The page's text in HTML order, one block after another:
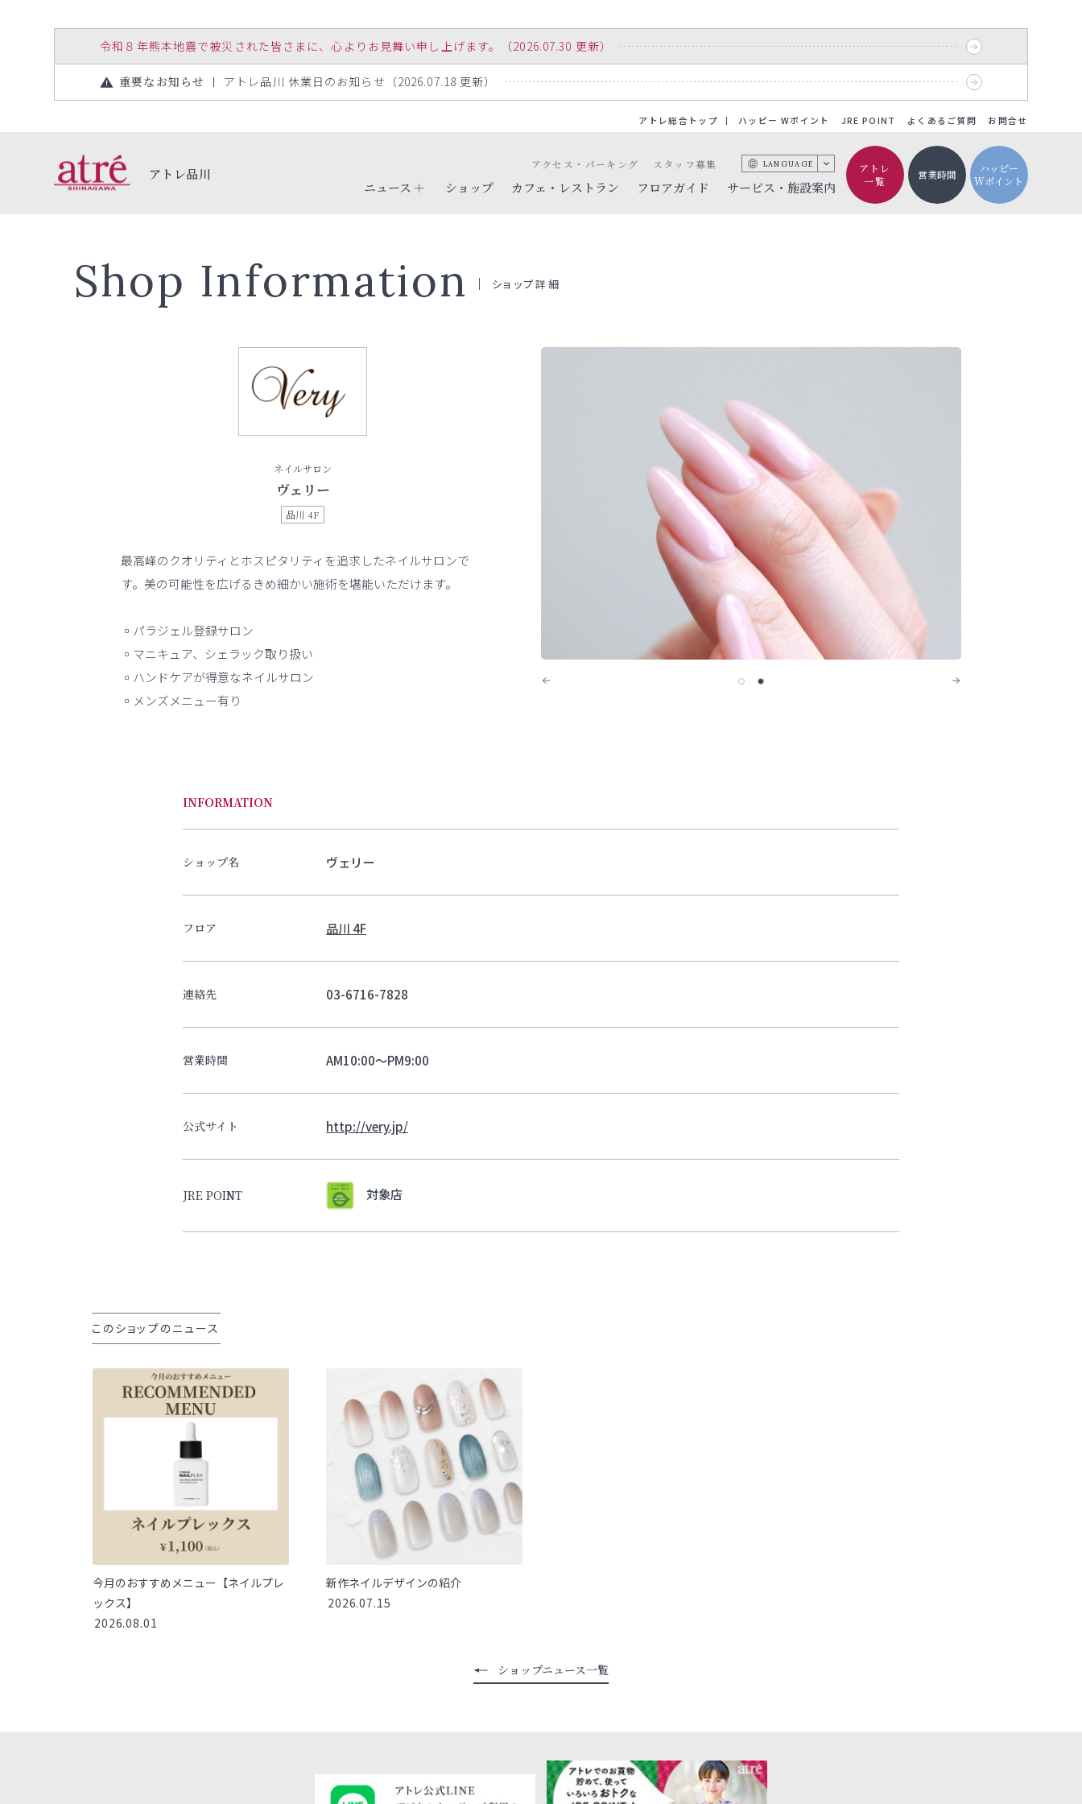
令和８年熊本地震で被災された皆さまに、心よりお見舞い申し上げます。（2026.07.30 更新）
重要なお知らせ アトレ品川 休業日のお知らせ（2026.07.18 更新）
アトレ総合トップ ハッピー Wポイント JRE POINT よくあるご質問 お問合せ
アトレ品川
ニュース
ショップ カフェ・レストラン フロアガイド サービス・施設案内
アクセス・パーキング スタッフ募集 LANGUAGE
アトレ
一覧
営業時間
ハッピー
Wポイント
Shop Information ショップ詳細
ネイルサロン
ヴェリー
品川 4F
最高峰のクオリティとホスピタリティを追求したネイルサロンで
す。美の可能性を広げるきめ細かい施術を堪能いただけます。
▫️パラジェル登録サロン
▫️マニキュア、シェラック取り扱い
▫️ハンドケアが得意なネイルサロン
▫️メンズメニュー有り
INFORMATION
ショップ名 ヴェリー
フロア 品川 4F
連絡先 03-6716-7828
営業時間 AM10:00～PM9:00
公式サイト http://very.jp/
JRE POINT 対象店
このショップのニュース
今月のおすすめメニュー【ネイルプレ
ックス】
2026.08.01
新作ネイルデザインの紹介
2026.07.15
ショップニュース一覧